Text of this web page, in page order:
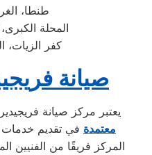
طنطا،
المحلة
كفر الزيات،
صيانة
يعتبر مركز صيانة
معتمدة في تقديم خدمات
المركز فريقًا من الفنيين